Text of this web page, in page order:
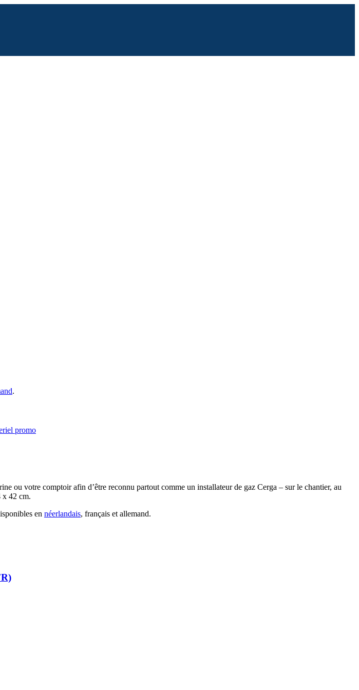
.
promo
ou votre comptoir afin d’être reconnu partout comme un installateur de gaz Cerga – sur le chantier, au
x 42 cm.
en néerlandais, français et allemand.